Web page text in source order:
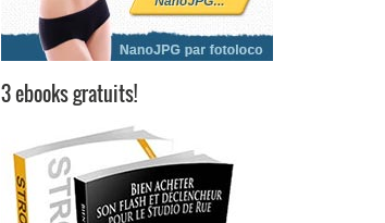
3 ebooks gratuits!